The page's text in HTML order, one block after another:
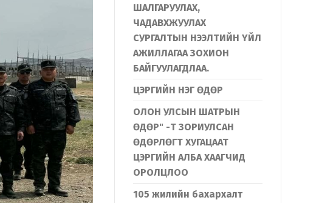
ШАЛГАРУУЛАХ,
ЧАДАВХЖУУЛАХ
СУРГАЛТЫН НЭЭЛТИЙН ҮЙЛ
АЖИЛЛАГАА ЗОХИОН
БАЙГУУЛАГДЛАА.
ЦЭРГИЙН НЭГ ӨДӨР
ОЛОН УЛСЫН ШАТРЫН
ӨДӨР" -Т ЗОРИУЛСАН
ӨДӨРЛӨГТ ХУГАЦААТ
ЦЭРГИЙН АЛБА ХААГЧИД
ОРОЛЦЛОО
105 жилийн бахархалт